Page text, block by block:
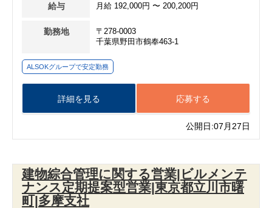
給与 月給 192,000円 〜 200,200円
勤務地
〒278-0003
千葉県野田市鶴奉463-1
ALSOKグループで安定勤務
応募する
詳細を見る
公開日:07月27日
建物綜合管理に関する営業|ビルメンテ
ナンス定期提案型営業|東京都立川市曙
町|多摩支社